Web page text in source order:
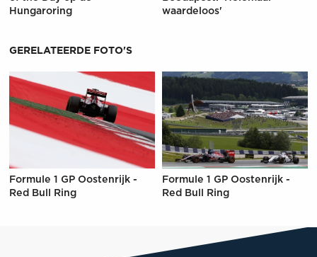
Hungaroring
waardeloos'
GERELATEERDE FOTO'S
Formule 1 GP Oostenrijk -
Red Bull Ring
Formule 1 GP Oostenrijk -
Red Bull Ring